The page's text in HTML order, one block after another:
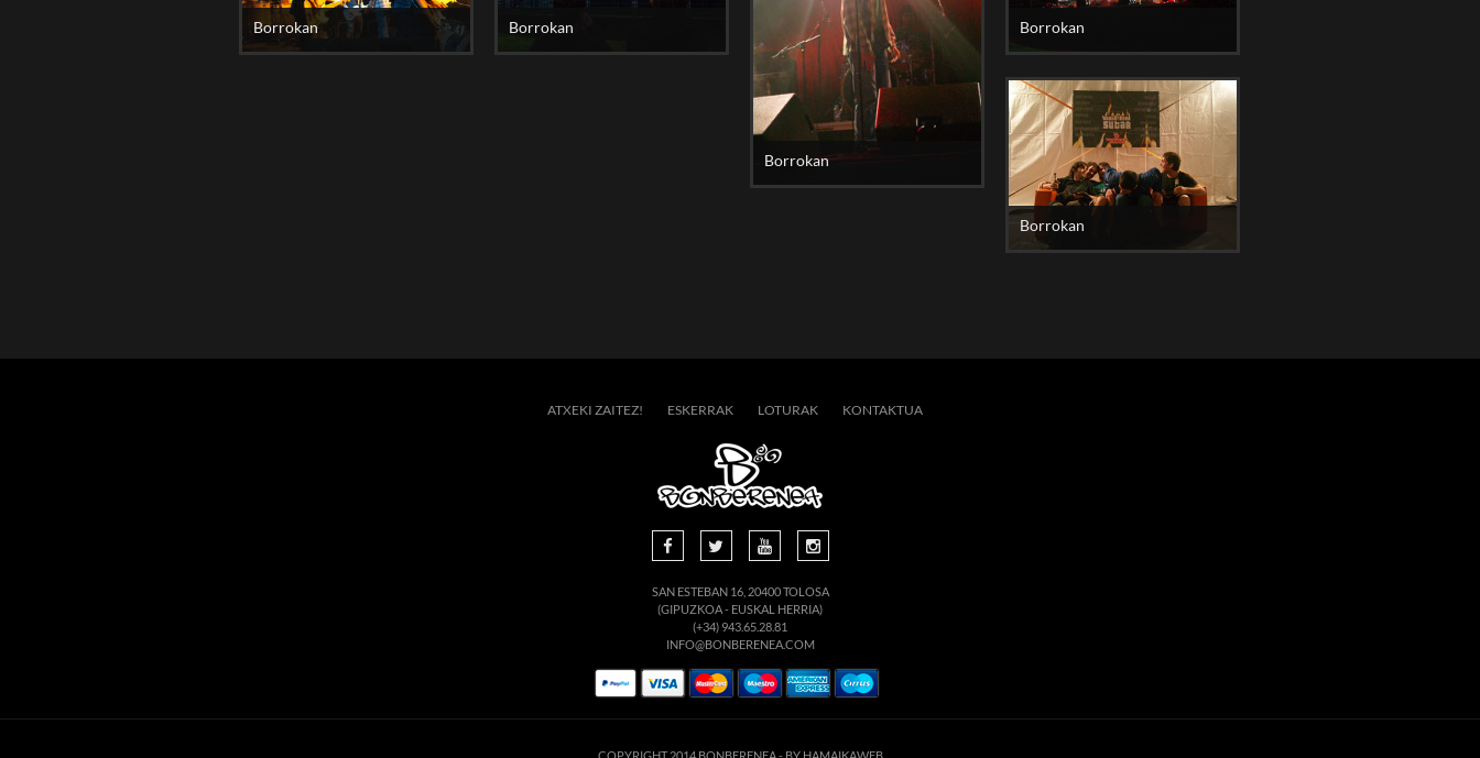
Borrokan Borrokan
Borrokan
Borrokan
Borrokan
ATXEKI ZAITEZ! ESKERRAK LOTURAK KONTAKTUA
SAN ESTEBAN 16, 20400 TOLOSA
(GIPUZKOA - EUSKAL HERRIA)
(+34) 943.65.28.81
INFO@BONBERENEA.COM